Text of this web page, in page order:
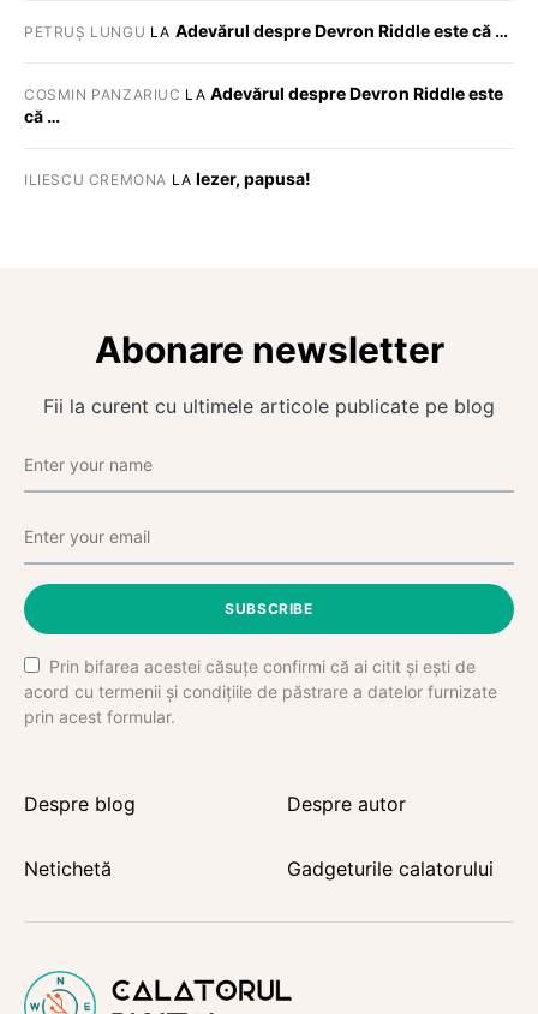
PETRUȘ LUNGU LA Adevărul despre Devron Riddle este că …
COSMIN PANZARIUC LA Adevărul despre Devron Riddle este
că …
ILIESCU CREMONA LA Iezer, papusa!
Abonare newsletter
Fii la curent cu ultimele articole publicate pe blog
SUBSCRIBE
Prin bifarea acestei căsuțe confirmi că ai citit și ești de
acord cu termenii și condițiile de păstrare a datelor furnizate
prin acest formular.
Despre blog Despre autor
Netichetă Gadgeturile calatorului